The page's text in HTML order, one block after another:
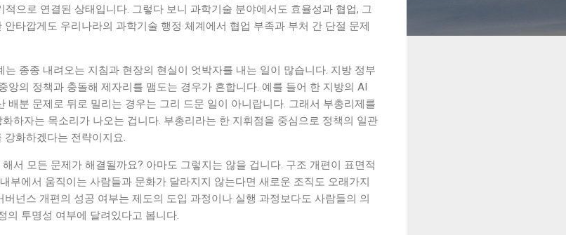
으로 연결된 상태입니다. 그렇다 보니 과학기술 분야에서도 효율성과 협업, 그
타깝게도 우리나라의 과학기술 행정 체계에서 협업 부족과 부처 간 단절 문제
종종 내려오는 지침과 현장의 현실이 엇박자를 내는 일이 많습니다. 지방 정부
앙의 정책과 충돌해 제자리를 맴도는 경우가 흔합니다. 예를 들어 한 지방의 AI
배분 문제로 뒤로 밀리는 경우는 그리 드문 일이 아니랍니다. 그래서 부총리제를
하자는 목소리가 나오는 겁니다. 부총리라는 한 지휘점을 중심으로 정책의 일관
화하겠다는 전략이지요.
서 모든 문제가 해결될까요? 아마도 그렇지는 않을 겁니다. 구조 개편이 표면적
부에서 움직이는 사람들과 문화가 달라지지 않는다면 새로운 조직도 오래가지
넌스 개편의 성공 여부는 제도의 도입 과정이나 실행 과정보다도 사람들의 의
의 투명성 여부에 달려있다고 봅니다.